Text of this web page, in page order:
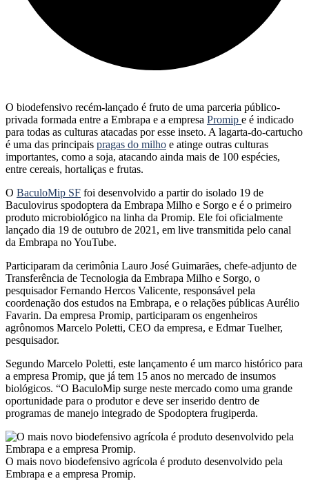
O biodefensivo recém-lançado é fruto de uma parceria público-
privada formada entre a Embrapa e a empresa Promip e é indicado
para todas as culturas atacadas por esse inseto. A lagarta-do-cartucho
é uma das principais pragas do milho e atinge outras culturas
importantes, como a soja, atacando ainda mais de 100 espécies,
entre cereais, hortaliças e frutas.
O BaculoMip SF foi desenvolvido a partir do isolado 19 de
Baculovirus spodoptera da Embrapa Milho e Sorgo e é o primeiro
produto microbiológico na linha da Promip. Ele foi oficialmente
lançado dia 19 de outubro de 2021, em live transmitida pelo canal
da Embrapa no YouTube.
Participaram da cerimônia Lauro José Guimarães, chefe-adjunto de
Transferência de Tecnologia da Embrapa Milho e Sorgo, o
pesquisador Fernando Hercos Valicente, responsável pela
coordenação dos estudos na Embrapa, e o relações públicas Aurélio
Favarin. Da empresa Promip, participaram os engenheiros
agrônomos Marcelo Poletti, CEO da empresa, e Edmar Tuelher,
pesquisador.
Segundo Marcelo Poletti, este lançamento é um marco histórico para
a empresa Promip, que já tem 15 anos no mercado de insumos
biológicos. “O BaculoMip surge neste mercado como uma grande
oportunidade para o produtor e deve ser inserido dentro de
programas de manejo integrado de Spodoptera frugiperda.
O mais novo biodefensivo agrícola é produto desenvolvido pela
Embrapa e a empresa Promip.